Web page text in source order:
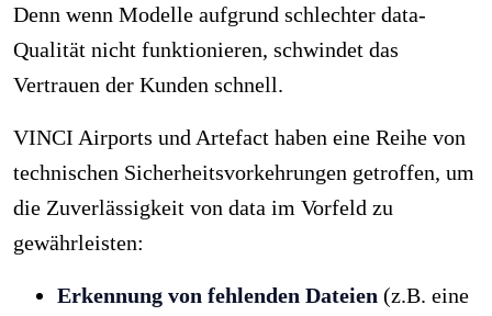
Denn wenn Modelle aufgrund schlechter data-
Qualität nicht funktionieren, schwindet das
Vertrauen der Kunden schnell.
VINCI Airports und Artefact haben eine Reihe von
technischen Sicherheitsvorkehrungen getroffen, um
die Zuverlässigkeit von data im Vorfeld zu
gewährleisten:
Erkennung von fehlenden Dateien (z.B. eine